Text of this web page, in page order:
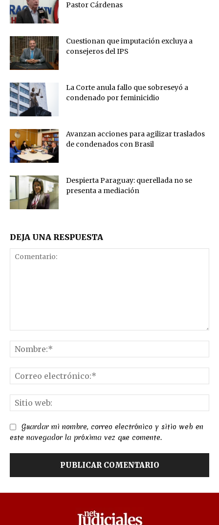
Pastor Cárdenas
Cuestionan que imputación excluya a
consejeros del IPS
La Corte anula fallo que sobreseyó a
condenado por feminicidio
Avanzan acciones para agilizar traslados
de condenados con Brasil
Despierta Paraguay: querellada no se
presenta a mediación
DEJA UNA RESPUESTA
Guardar mi nombre, correo electrónico y sitio web en
este navegador la próxima vez que comente.